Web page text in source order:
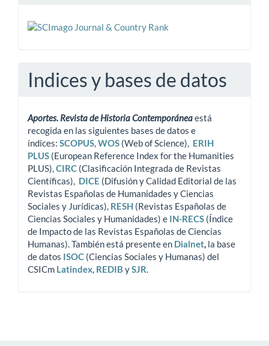
Indices y bases de datos
Aportes. Revista de Historia Contemporáneaestá
recogida en las siguientes bases de datos e
índices: SCOPUS,WOS (Web of Science), ERIH
PLUS (European Reference Index for the Humanities
PLUS),CIRC (Clasificación Integrada de Revistas
Científicas), DICE (Difusión y Calidad Editorial de las
Revistas Españolas de Humanidades y Ciencias
Sociales y Jurídicas), RESH (Revistas Españolas de
Ciencias Sociales y Humanidades) e IN-RECS (Índice
de Impacto de las Revistas Españolas de Ciencias
Humanas). También está presente en Dialnet, la base
de datos ISOC (Ciencias Sociales y Humanas) del
CSICm Latindex, REDIB ySJR.